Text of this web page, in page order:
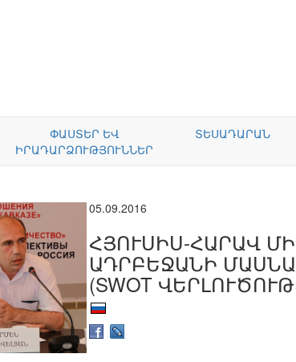
ՓԱՍՏԵՐ ԵՎ
ԻՐԱԴԱՐՁՈՒԹՅՈՒՆՆԵՐ
ՏԵՍԱԴԱՐԱՆ
05.09.2016
ՀՅՈՒՍԻՍ-ՀԱՐԱՎ
ԱԴՐԲԵՋԱՆԻ
(SWOT